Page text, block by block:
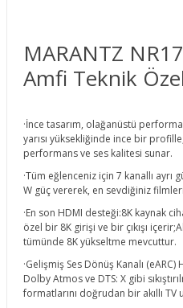
MARANTZ
Amfi Teknik
·İnce tasarım, olağanüstü
yarısı yüksekliğinde ince bir
performans ve ses kalitesi sunar.
·Tüm eğlenceniz için 7 kanallı ayrı
W güç vererek, en sevdiğiniz
·En son HDMI desteği:8K kaynak
özel bir 8K girişi ve bir çıkışı
tümünde 8K yükseltme mevcuttur.
·Gelişmiş Ses Dönüş Kanalı (eARC)
Dolby Atmos ve DTS: X gibi
formatlarını doğrudan bir akıllı TV